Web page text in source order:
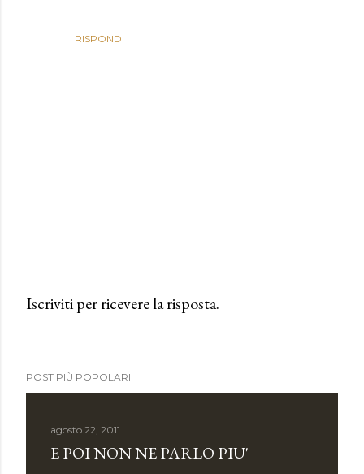
RISPONDI
t
Iscriviti per ricevere la risposta.
POST PIÙ POPOLARI
agosto 22, 2011
E POI NON NE PARLO PIU'